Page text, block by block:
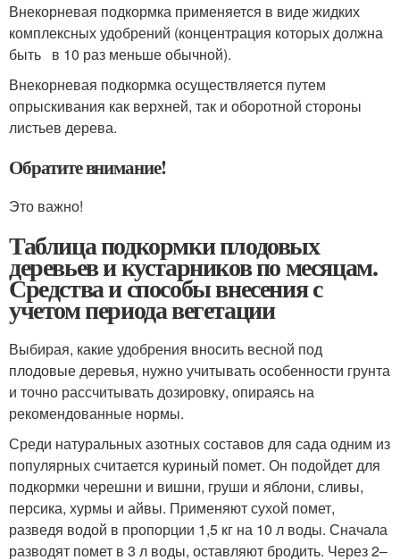
Внекорневая подкормка применяется в виде жидких
комплексных удобрений (концентрация которых должна
быть в 10 раз меньше обычной).
Внекорневая подкормка осуществляется путем
опрыскивания как верхней, так и оборотной стороны
листьев дерева.
Обратите внимание!
Это важно!
Таблица подкормки плодовых
деревьев и кустарников по месяцам.
Средства и способы внесения с
учетом периода вегетации
Выбирая, какие удобрения вносить весной под
плодовые деревья, нужно учитывать особенности грунта
и точно рассчитывать дозировку, опираясь на
рекомендованные нормы.
Среди натуральных азотных составов для сада одним из
популярных считается куриный помет. Он подойдет для
подкормки черешни и вишни, груши и яблони, сливы,
персика, хурмы и айвы. Применяют сухой помет,
разведя водой в пропорции 1,5 кг на 10 л воды. Сначала
разводят помет в 3 л воды, оставляют бродить. Через 2–